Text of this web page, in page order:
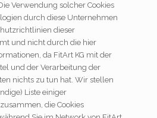
Verwendung solcher Cookies
durch diese Unternehmen
dieser
und nicht durch die hier
da FitArt KG mit der
und der Verarbeitung der
nichts zu tun hat. Wir stellen
Liste einiger
die Cookies